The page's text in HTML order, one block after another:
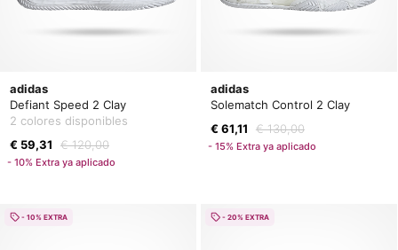
adidas
Defiant Speed 2 Clay
2 colores disponibles
€ 59,31
€ 120,00
- 10% Extra ya aplicado
adidas
Solematch Control 2 Clay
€ 61,11
€ 130,00
- 15% Extra ya aplicado
- 10% EXTRA - 20% EXTRA